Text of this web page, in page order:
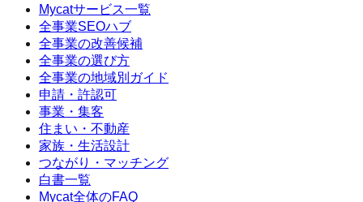
Mycatサービス一覧
全事業SEOハブ
全事業の改善候補
全事業の選び方
全事業の地域別ガイド
申請・許認可
事業・集客
住まい・不動産
家族・生活設計
つながり・マッチング
白書一覧
Mycat全体のFAQ